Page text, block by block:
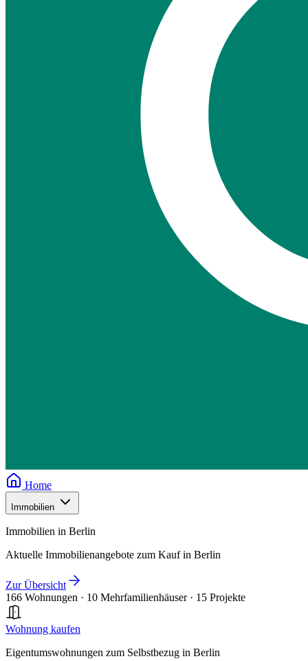
Home
Immobilien
Immobilien in Berlin
Aktuelle Immobilienangebote zum Kauf in Berlin
Zur Übersicht
166 Wohnungen · 10 Mehrfamilienhäuser · 15 Projekte
Wohnung kaufen
Eigentumswohnungen zum Selbstbezug in Berlin